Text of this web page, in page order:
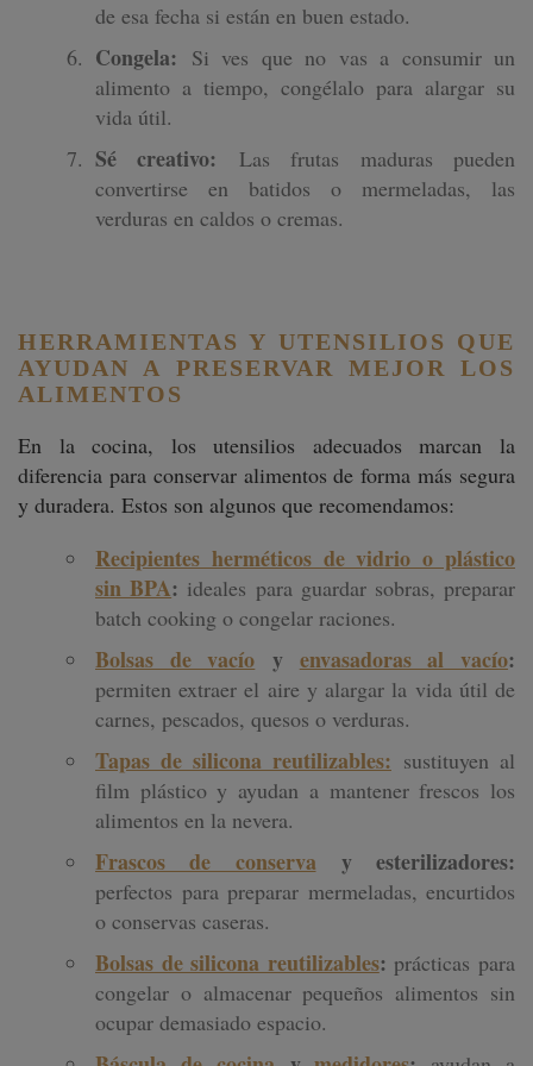
de esa fecha si están en buen estado.
Congela: Si ves que no vas a consumir un
alimento a tiempo, congélalo para alargar su
vida útil.
Sé creativo: Las frutas maduras pueden
convertirse en batidos o mermeladas, las
verduras en caldos o cremas.
HERRAMIENTAS Y UTENSILIOS QUE
AYUDAN A PRESERVAR MEJOR LOS
ALIMENTOS
En la cocina, los utensilios adecuados marcan la
diferencia para conservar alimentos de forma más segura
y duradera. Estos son algunos que recomendamos:
Recipientes herméticos de vidrio o plástico
sin BPA: ideales para guardar sobras, preparar
batch cooking o congelar raciones.
Bolsas de vacío y envasadoras al vacío:
permiten extraer el aire y alargar la vida útil de
carnes, pescados, quesos o verduras.
Tapas de silicona reutilizables: sustituyen al
film plástico y ayudan a mantener frescos los
alimentos en la nevera.
Frascos de conserva y esterilizadores:
perfectos para preparar mermeladas, encurtidos
o conservas caseras.
Bolsas de silicona reutilizables: prácticas para
congelar o almacenar pequeños alimentos sin
ocupar demasiado espacio.